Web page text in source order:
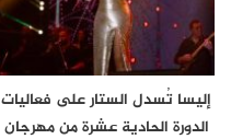
إليسا تُسدل الستار على فعاليات
الدورة الحادية عشرة من مهرجان